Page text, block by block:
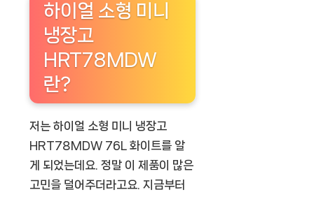
하이얼 소형 미니
냉장고
HRT78MDW
란?
저는 하이얼 소형 미니 냉장고
HRT78MDW 76L 화이트를 알
게 되었는데요. 정말 이 제품이 많은
고민을 덜어주더라고요. 지금부터